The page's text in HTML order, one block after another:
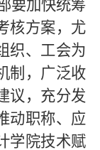
要加快统筹
核方案，尤
织、工会为
制，广泛收
议，充分发
动职称、应
学院技术赋